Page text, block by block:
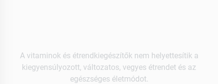
A vitaminok és étrendkiegészítők nem helyettesítik a
kiegyensúlyozott, változatos, vegyes étrendet és az
egészséges életmódot.